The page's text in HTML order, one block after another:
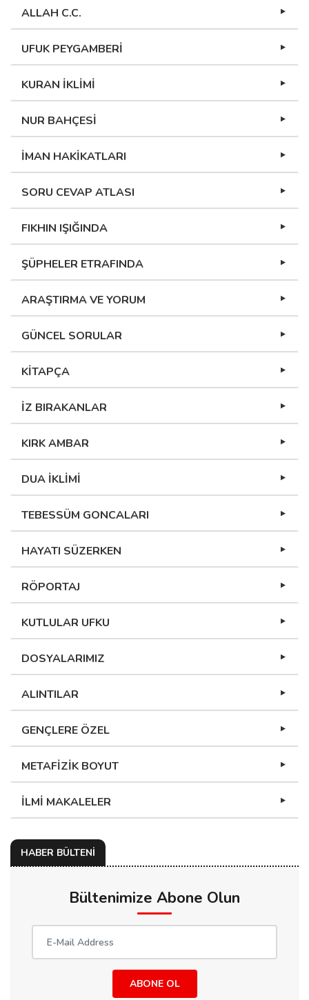
ALLAH C.C.
UFUK PEYGAMBERİ
KURAN İKLİMİ
NUR BAHÇESİ
İMAN HAKİKATLARI
SORU CEVAP ATLASI
FIKHIN IŞIĞINDA
ŞÜPHELER ETRAFINDA
ARAŞTIRMA VE YORUM
GÜNCEL SORULAR
KİTAPÇA
İZ BIRAKANLAR
KIRK AMBAR
DUA İKLİMİ
TEBESSÜM GONCALARI
HAYATI SÜZERKEN
RÖPORTAJ
KUTLULAR UFKU
DOSYALARIMIZ
ALINTILAR
GENÇLERE ÖZEL
METAFİZİK BOYUT
İLMİ MAKALELER
HABER BÜLTENİ
Bültenimize Abone Olun
ABONE OL